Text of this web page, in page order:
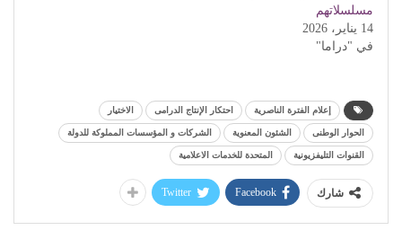
مسلسلاتهم
14 يناير، 2026
في "دراما"
إعلام الفترة الناصرية احتكار الإنتاج الدرامى الاختيار
الحوار الوطنى الشئون المعنوية الشركات و المؤسسات المملوكة للدولة
القنوات التليفزيونية المتحدة للخدمات الاعلامية
شارك Facebook
Twitter